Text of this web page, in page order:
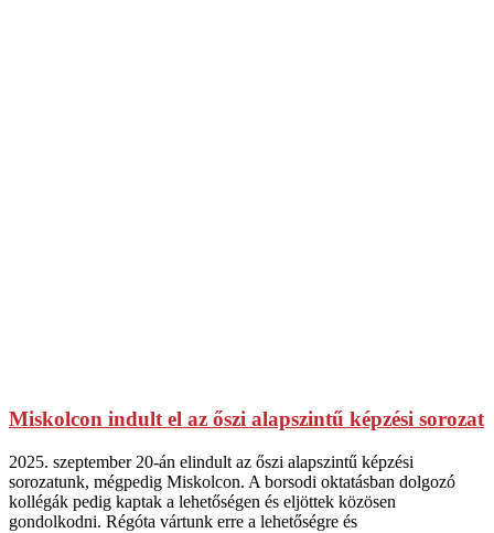
Miskolcon indult el az őszi alapszintű képzési sorozat
2025. szeptember 20-án elindult az őszi alapszintű képzési
sorozatunk, mégpedig Miskolcon. A borsodi oktatásban dolgozó
kollégák pedig kaptak a lehetőségen és eljöttek közösen
gondolkodni. Régóta vártunk erre a lehetőségre és